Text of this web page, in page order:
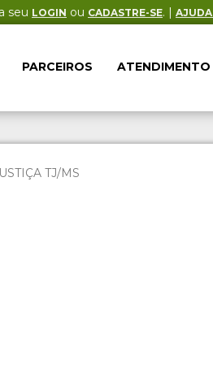
seu LOGIN ou CADASTRE-SE. | AJUDA
PARCEIROS ATENDIMENTO
TJ/MS